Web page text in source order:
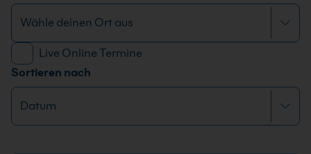
Live Online Termine
Sortieren nach